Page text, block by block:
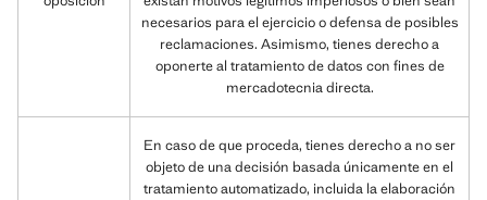
necesarios para el ejercicio o defensa de posibles
reclamaciones. Asimismo, tienes derecho a
oponerte al tratamiento de datos con fines de
mercadotecnia directa.
En caso de que proceda, tienes derecho a no ser
objeto de una decisión basada únicamente en el
tratamiento automatizado, incluida la elaboración